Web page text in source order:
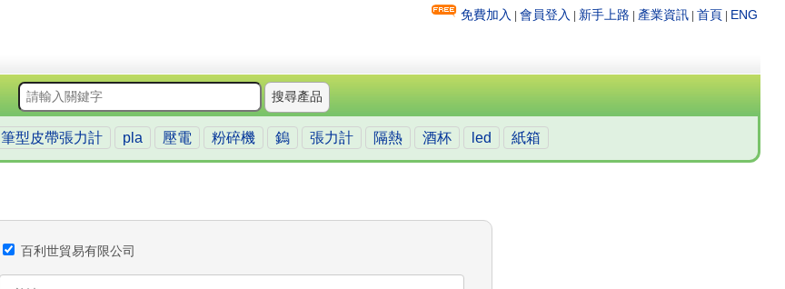
免費加入 |會員登入 新手上路 產業資訊 |首頁 ENG
搜尋產品
筆型皮帶張力計 pla 壓電 粉碎機 鎢 張力計 隔熱 酒杯 led 紙箱
百利世貿易有限公司